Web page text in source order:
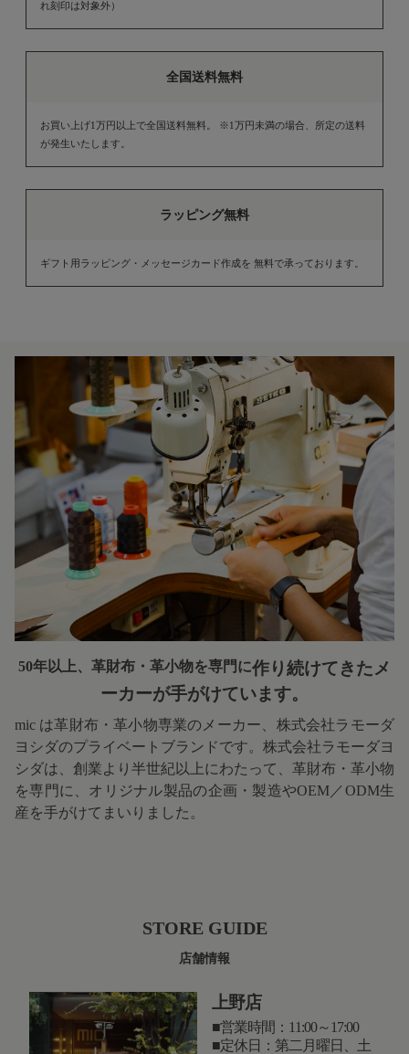
れ刻印は対象外）
全国送料無料
お買い上げ1万円以上で全国送料無料。 ※1万円未満の場合、所定の送料
が発生いたします。
ラッピング無料
ギフト用ラッピング・メッセージカード作成を 無料で承っております。
50年以上、革財布・革小物を専門に作り続けてきたメ
ーカーが手がけています。
mic は革財布・革小物専業のメーカー、株式会社ラモーダ
ヨシダのプライベートブランドです。株式会社ラモーダヨ
シダは、創業より半世紀以上にわたって、革財布・革小物
を専門に、オリジナル製品の企画・製造やOEM／ODM生
産を手がけてまいりました。
STORE GUIDE
店舗情報
上野店
営業時間：11:00～17:00
定休日：第二月曜日、土